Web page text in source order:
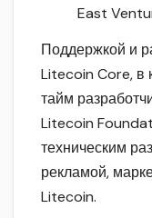
East
Поддержкой и
Litecoin Core, в
тайм
Litecoin
техническим
рекламой,
Litecoin.